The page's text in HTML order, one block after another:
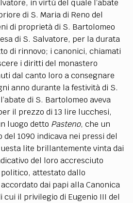
in virtù del quale l’abate
di S. Maria di Reno del
di proprietà di S. Bartolomeo
di S. Salvatore, per la durata
di rinnovo; i canonici, chiamati
i diritti del monastero
dal canto loro a consegnare
anno durante la festività di S.
di S. Bartolomeo aveva
il prezzo di 13 lire lucchesi,
luogo detto Pasteno, che un
1090 indicava nei pressi del
lite brillantemente vinta dai
del loro accresciuto
attestato dallo
dai papi alla Canonica
cui il privilegio di Eugenio III del